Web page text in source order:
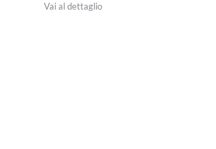
Vai al dettaglio